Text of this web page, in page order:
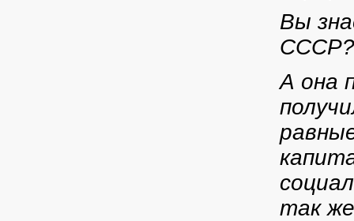
Вы
СССР?
А она
так